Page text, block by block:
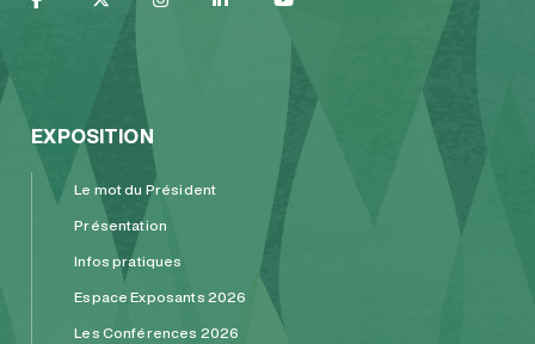
EXPOSITION
Le mot du Président
Présentation
Infos pratiques
Espace Exposants 2026
Les Conférences 2026